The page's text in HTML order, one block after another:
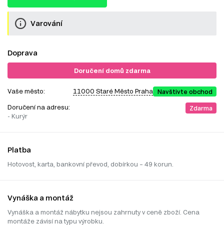
Varování
Doprava
Doručení domů zdarma
Vaše město: 11000 Staré Město Praha Navštivte obchod
Doručení na adresu:
- Kurýr
Zdarma
Platba
Hotovost, karta, bankovní převod, dobírkou – 49 korun.
Vynáška a montáž
Vynáška a montáž nábytku nejsou zahrnuty v ceně zboží. Cena
montáže závisí na typu výrobku.